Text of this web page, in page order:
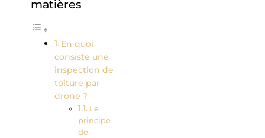
matières
En quoi
consiste une
inspection de
toiture par
drone ?
Le
principe
de